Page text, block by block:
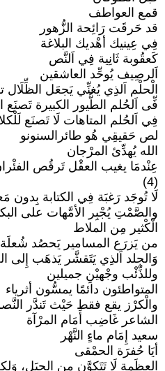
قمع العواطف
قد حَرقَت رَائِحة الزُّهور
فِي عِينيك أهْديك البلاغة
كَعقُوبة ثَانِية فِي اَلنَّص
اَلرصِيف يُوحِّد العاشقين
الْحلْم اَلذِي يُغنِّي يَجعَل
فِّى اَلحُلم الطُّيور الكبيرة تَصنَع
فِي اَلحُلم المتاهات لَا تَصنَع
لص حَقيقِي هُو طائرالسنونو
الله يُهدِّئ المرْجان
عِنْدمَا يغيب العقْل تَرقُص
(4)
لَا تُوجَد رَغبَة فِي الكتابة بِدون
والصَّمْتِ يُجْبِر الأمَّهات على
الْكْثير مِن الملاط
من يَزرَع المسامير يَحصُد شُعلَة
وَالجِلد اَلذِي يَتَقشَّر يَذهَب إِلى
وللذِّئْب وجْهيْنِ جميلين
المتواطئون دائمًا يمسُّون أثرياء
والْكرْز يقع فقط حَيْث تَندَّر
الشاعر غَاضِب أَمَام المرْآة
سعيد إِمَام ماءٍ النَّهْر
أيَا حُفرَة الحمْقى
العظَمة لَا تَتَكوَّن مِن الحيَل،